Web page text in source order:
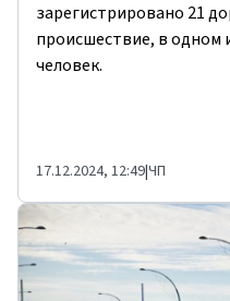
зарегистрировано 21
происшествие, в одном
человек.
17.12.2024, 12:49|ЧП